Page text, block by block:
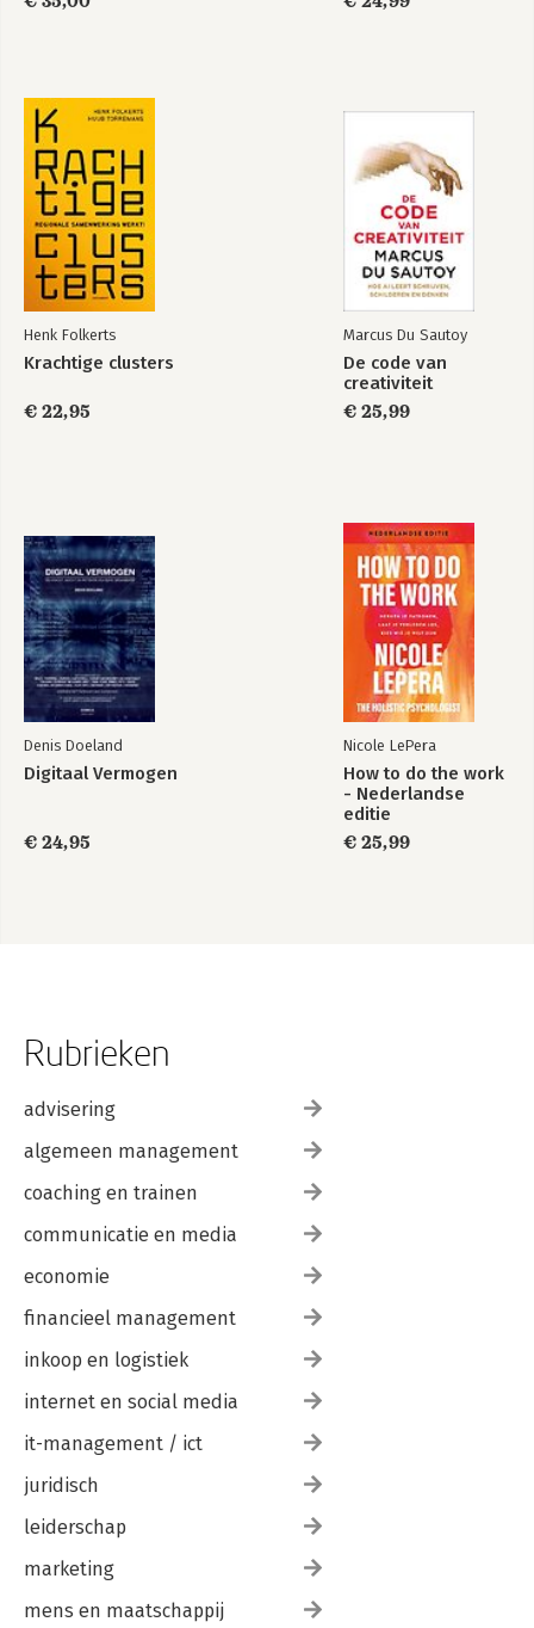
Henk Folkerts
Krachtige clusters
€ 22,95
Marcus Du Sautoy
De code van
creativiteit
€ 25,99
Denis Doeland
Digitaal Vermogen
€ 24,95
Nicole LePera
How to do the work
- Nederlandse
editie
€ 25,99
Rubrieken
advisering
algemeen management
coaching en trainen
communicatie en media
economie
financieel management
inkoop en logistiek
internet en social media
it-management / ict
juridisch
leiderschap
marketing
mens en maatschappij